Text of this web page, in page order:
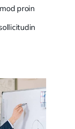
proin